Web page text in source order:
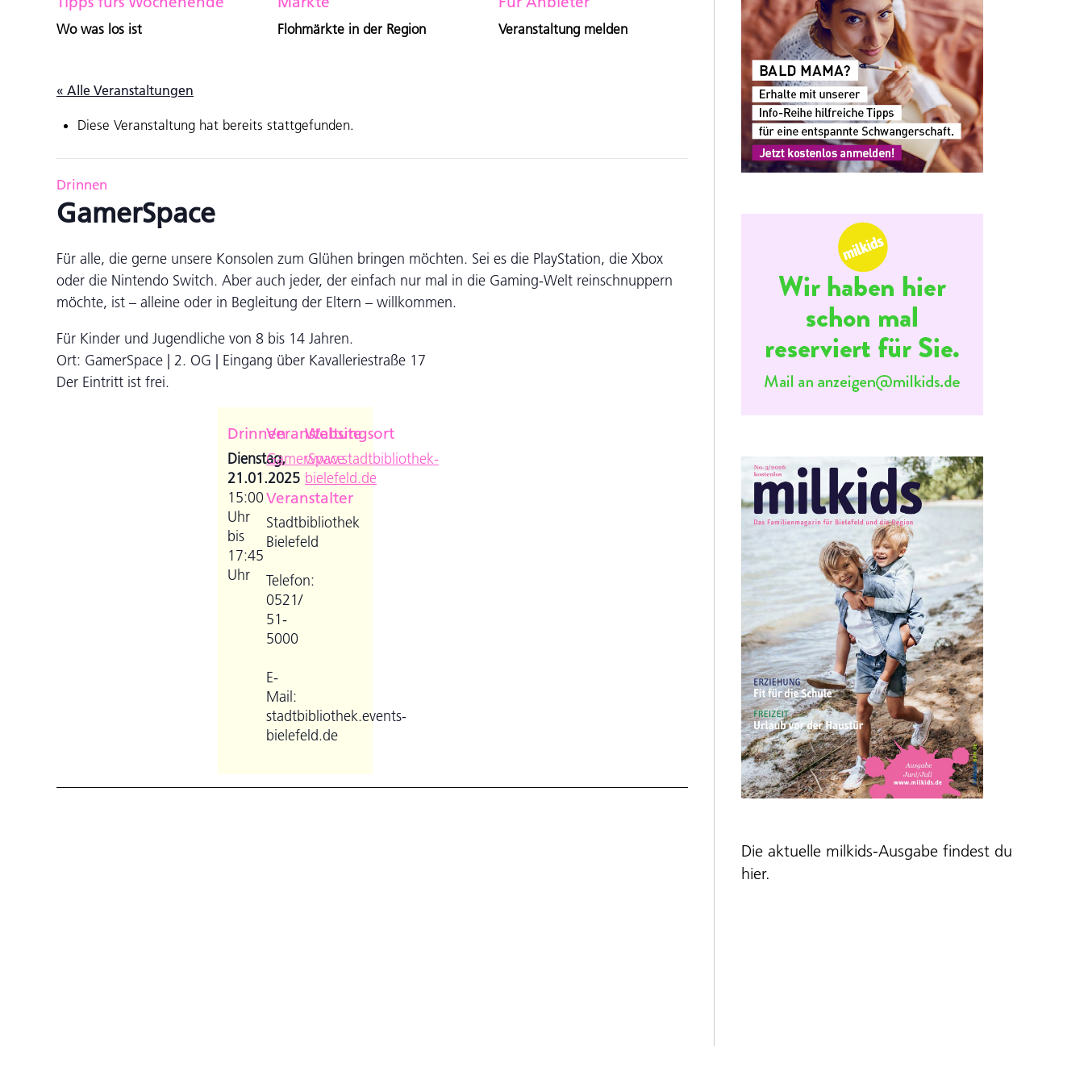
Wo was los ist Flohmärkte in der Region Veranstaltung melden
« Alle Veranstaltungen
Diese Veranstaltung hat bereits stattgefunden.
Drinnen
GamerSpace
Für alle, die gerne unsere Konsolen zum Glühen bringen möchten. Sei es die PlayStation, die Xbox
oder die Nintendo Switch. Aber auch jeder, der einfach nur mal in die Gaming-Welt reinschnuppern
möchte, ist – alleine oder in Begleitung der Eltern – willkommen.
Für Kinder und Jugendliche von 8 bis 14 Jahren.
Ort: GamerSpace | 2. OG | Eingang über Kavalleriestraße 17
Der Eintritt ist frei.
Drinnen
Dienstag,
21.01.2025
15:00
Uhr
bis
17:45
Uhr
Veranstaltungsort
GamerSpace
Veranstalter
Stadtbibliothek
Bielefeld
Telefon:
0521/
51-
5000
E-
Mail:
stadtbibliothek.events-
bielefeld.de
Website
www.stadtbibliothek-
bielefeld.de
Die aktuelle milkids-Ausgabe findest du
hier.